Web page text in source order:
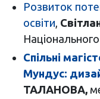
Розвиток
освіти,
Спільні
Мундус:
ТАЛАНОВА,